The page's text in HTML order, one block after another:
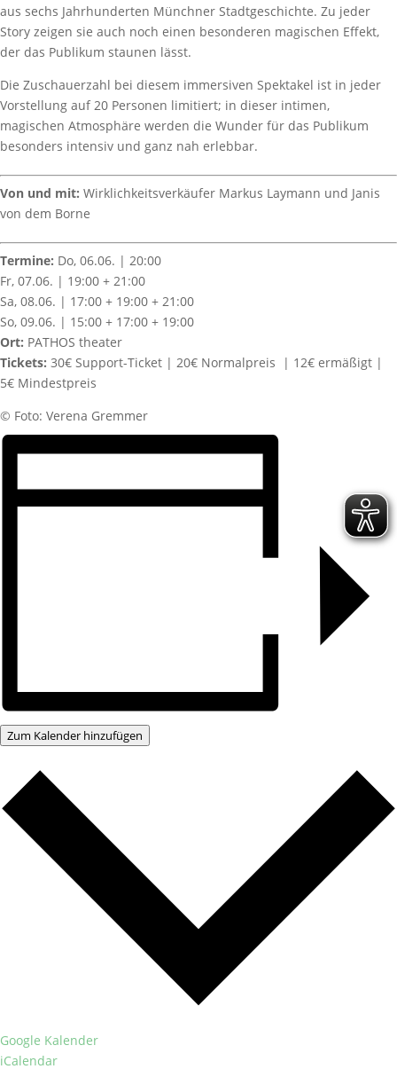
aus sechs Jahrhunderten Münchner Stadtgeschichte. Zu jeder
Story zeigen sie auch noch einen besonderen magischen Effekt,
der das Publikum staunen lässt.
Die Zuschauerzahl bei diesem immersiven Spektakel ist in jeder
Vorstellung auf 20 Personen limitiert; in dieser intimen,
magischen Atmosphäre werden die Wunder für das Publikum
besonders intensiv und ganz nah erlebbar.
Von und mit: Wirklichkeitsverkäufer Markus Laymann und Janis
von dem Borne
Termine: Do, 06.06. | 20:00
Fr, 07.06. | 19:00 + 21:00
Sa, 08.06. | 17:00 + 19:00 + 21:00
So, 09.06. | 15:00 + 17:00 + 19:00
Ort: PATHOS theater
Tickets: 30€ Support-Ticket | 20€ Normalpreis | 12€ ermäßigt |
5€ Mindestpreis
©️ Foto: Verena Gremmer
Zum Kalender hinzufügen
Google Kalender
iCalendar